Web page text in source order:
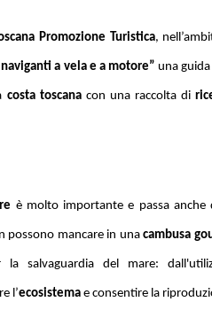
Promozione Turistica,
a vela e a motore” una
costa toscanacon una raccolta di
è molto importante e passa anche
possono mancare in unacambusa
salvaguardia del mare:
l’ecosistema e consentire la